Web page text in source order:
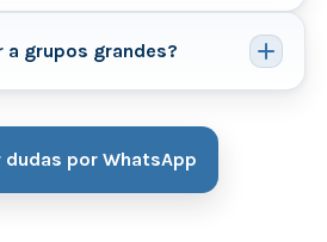
a grupos grandes?
dudas por WhatsApp